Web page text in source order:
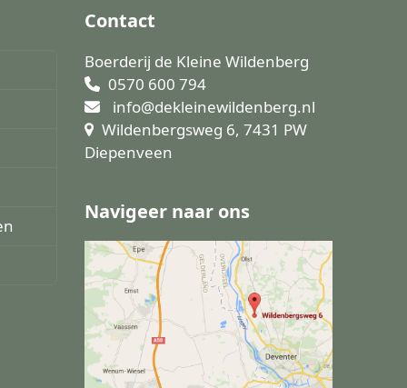
Contact
Boerderij de Kleine Wildenberg
0570 600 794
info@dekleinewildenberg.nl
Wildenbergsweg 6, 7431 PW
Diepenveen
Navigeer naar ons